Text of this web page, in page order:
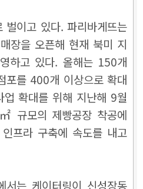
벌이고 있다. 파리바게뜨는
장을 오픈해 현재 북미 지
하고 있다. 올해는 150개
포를 400개 이상으로 확대
확대를 위해 지난해 9월
규모의 제빵공장 착공에
프라 구축에 속도를 내고
서는 케이터링이 신성장동